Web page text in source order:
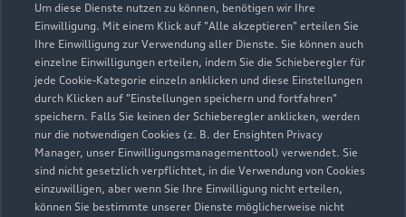
Um diese Dienste nutzen zu können, benötigen wir Ihre
Einwilligung. Mit einem Klick auf "Alle akzeptieren" erteilen Sie
Ihre Einwilligung zur Verwendung aller Dienste. Sie können auch
einzelne Einwilligungen erteilen, indem Sie die Schieberegler für
jede Cookie-Kategorie einzeln anklicken und diese Einstellungen
durch Klicken auf "Einstellungen speichern und fortfahren"
speichern. Falls Sie keinen der Schieberegler anklicken, werden
nur die notwendigen Cookies (z. B. der Ensighten Privacy
Manager, unser Einwilligungsmanagementtool) verwendet. Sie
sind nicht gesetzlich verpflichtet, in die Verwendung von Cookies
einzuwilligen, aber wenn Sie Ihre Einwilligung nicht erteilen,
können Sie bestimmte unserer Dienste möglicherweise nicht
Robert-Koch-Straße 18
55129 Mainz
06131 58090
ServiceInfo.MZ@scherer-gruppe.de
Kontaktdaten herunterladen